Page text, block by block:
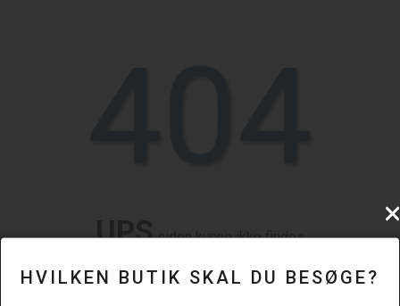
UPS siden kunne ikke findes
HVILKEN BUTIK SKAL DU BESØGE?